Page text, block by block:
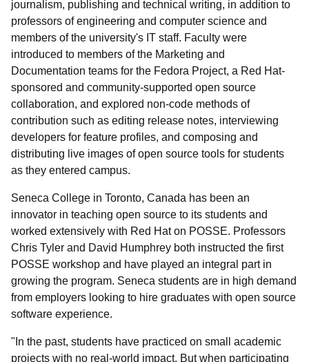
journalism, publishing and technical writing, in addition to
professors of engineering and computer science and
members of the university's IT staff. Faculty were
introduced to members of the Marketing and
Documentation teams for the Fedora Project, a Red Hat-
sponsored and community-supported open source
collaboration, and explored non-code methods of
contribution such as editing release notes, interviewing
developers for feature profiles, and composing and
distributing live images of open source tools for students
as they entered campus.
Seneca College in Toronto, Canada has been an
innovator in teaching open source to its students and
worked extensively with Red Hat on POSSE. Professors
Chris Tyler and David Humphrey both instructed the first
POSSE workshop and have played an integral part in
growing the program. Seneca students are in high demand
from employers looking to hire graduates with open source
software experience.
"In the past, students have practiced on small academic
projects with no real-world impact. But when participating